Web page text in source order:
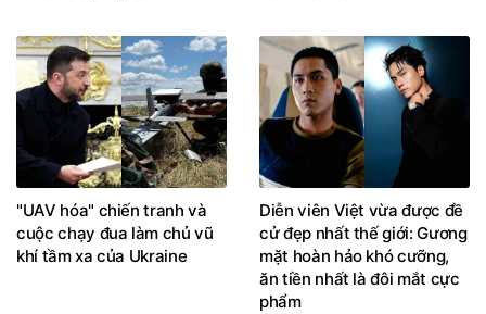
"UAV hóa" chiến tranh và
cuộc chạy đua làm chủ vũ
khí tầm xa của Ukraine
Diễn viên Việt vừa được đề
cử đẹp nhất thế giới: Gương
mặt hoàn hảo khó cưỡng,
ăn tiền nhất là đôi mắt cực
phẩm